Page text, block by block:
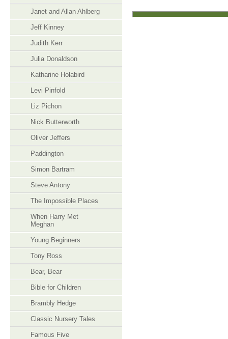
Janet and Allan Ahlberg
Jeff Kinney
Judith Kerr
Julia Donaldson
Katharine Holabird
Levi Pinfold
Liz Pichon
Nick Butterworth
Oliver Jeffers
Paddington
Simon Bartram
Steve Antony
The Impossible Places
When Harry Met
Meghan
Young Beginners
​Tony Ross
Bear, Bear
Bible for Children
Brambly Hedge
Classic Nursery Tales
Famous Five